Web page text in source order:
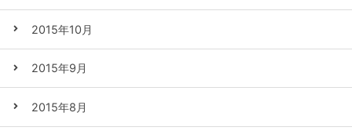
2015年10月
2015年9月
2015年8月